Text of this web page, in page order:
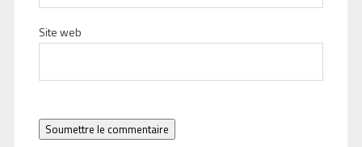
Site web
Soumettre le commentaire